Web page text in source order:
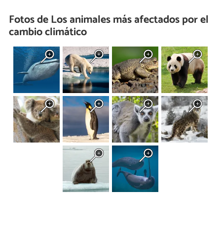
Fotos de Los animales más afectados por el
cambio climático